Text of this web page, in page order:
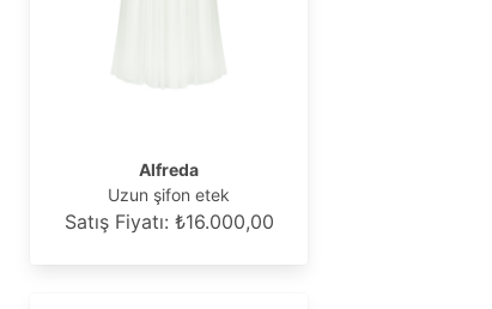
Alfreda
Uzun şifon etek
Satış Fiyatı: ₺16.000,00